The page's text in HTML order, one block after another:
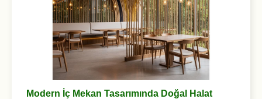
Modern İç Mekan Tasarımında Doğal Halat